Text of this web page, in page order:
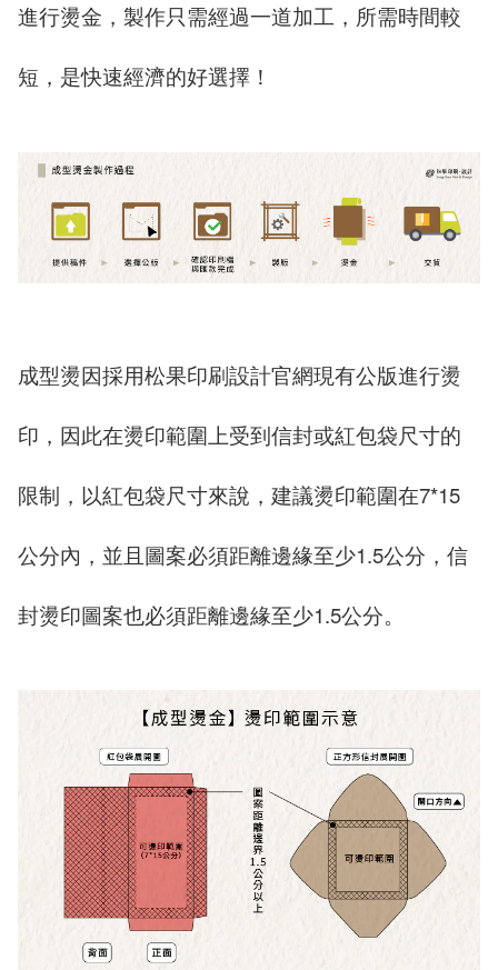
進行燙金，製作只需經過一道加工，所需時間較
短，是快速經濟的好選擇！
成型燙因採用松果印刷設計官網現有公版進行燙
印，因此在燙印範圍上受到信封或紅包袋尺寸的
限制，以紅包袋尺寸來說，建議燙印範圍在7*15
公分內，並且圖案必須距離邊緣至少1.5公分，信
封燙印圖案也必須距離邊緣至少1.5公分。